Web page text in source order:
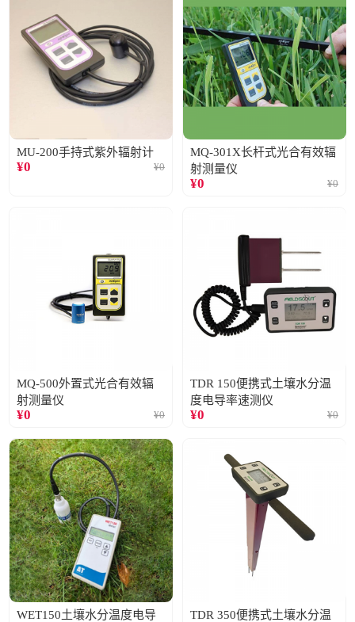
MU-200手持式紫外辐射计
¥0 ¥0
MQ-301X长杆式光合有效辐
射测量仪
¥0 ¥0
MQ-500外置式光合有效辐
射测量仪
¥0 ¥0
TDR 150便携式土壤水分温
度电导率速测仪
¥0 ¥0
WET150土壤水分温度电导
TDR 350便携式土壤水分温